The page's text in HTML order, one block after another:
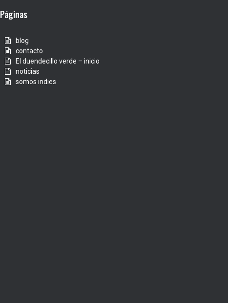
Páginas
blog
contacto
El duendecillo verde – inicio
noticias
somos indies